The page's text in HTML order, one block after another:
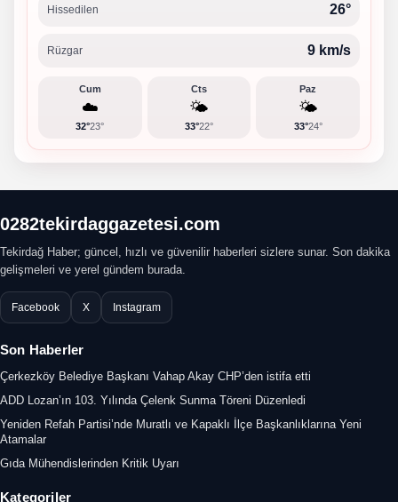
Hissedilen 26°
Rüzgar 9 km/s
Cum
☁️
32°23°
Cts
🌤️
33°22°
Paz
🌤️
33°24°
0282tekirdaggazetesi.com
Tekirdağ Haber; güncel, hızlı ve güvenilir haberleri sizlere sunar. Son dakika
gelişmeleri ve yerel gündem burada.
Facebook X Instagram
Son Haberler
Çerkezköy Belediye Başkanı Vahap Akay CHP’den istifa etti
ADD Lozan’ın 103. Yılında Çelenk Sunma Töreni Düzenledi
Yeniden Refah Partisi’nde Muratlı ve Kapaklı İlçe Başkanlıklarına Yeni
Atamalar
Gıda Mühendislerinden Kritik Uyarı
Kategoriler